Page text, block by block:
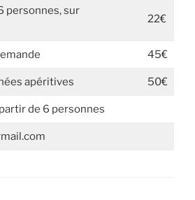
personnes, sur
22€
45€
apéritives 50€
de 6 personnes